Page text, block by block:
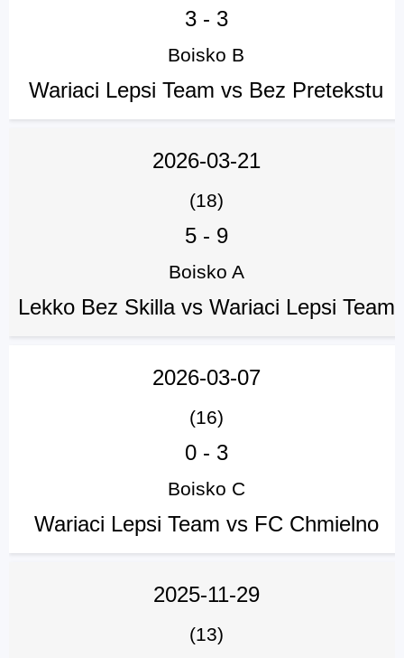
3- 3
Boisko B
Wariaci Lepsi Team vs Bez Pretekstu
2026-03-21
(18)
5- 9
Boisko A
Lekko Bez Skilla vs Wariaci Lepsi Team
2026-03-07
(16)
0- 3
Boisko C
Wariaci Lepsi Team vs FC Chmielno
2025-11-29
(13)